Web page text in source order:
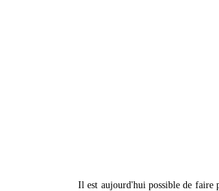
Il est aujourd'hui possible de faire